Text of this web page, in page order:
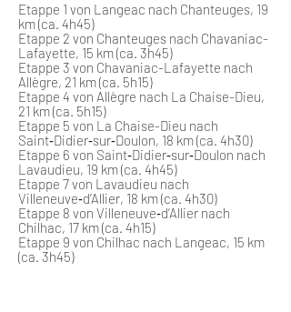
Etappe 1 von Langeac nach Chanteuges, 19
km (ca. 4h45)
Etappe 2 von Chanteuges nach Chavaniac-
Lafayette, 15 km (ca. 3h45)
Etappe 3 von Chavaniac-Lafayette nach
Allègre, 21 km (ca. 5h15)
Etappe 4 von Allègre nach La Chaise-Dieu,
21 km (ca. 5h15)
Etappe 5 von La Chaise-Dieu nach
Saint‑Didier‑sur‑Doulon, 18 km (ca. 4h30)
Etappe 6 von Saint‑Didier‑sur‑Doulon nach
Lavaudieu, 19 km (ca. 4h45)
Etappe 7 von Lavaudieu nach
Villeneuve‑d’Allier, 18 km (ca. 4h30)
Etappe 8 von Villeneuve‑d’Allier nach
Chilhac, 17 km (ca. 4h15)
Etappe 9 von Chilhac nach Langeac, 15 km
(ca. 3h45)